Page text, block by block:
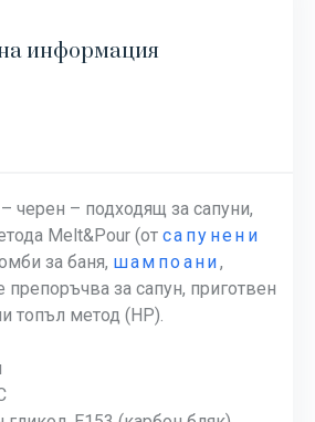
информация
черен – подходящ за сапуни,
Melt&Pour (от сапунени
за баня, шампоани,
за сапун, приготвен
топъл метод (НР).